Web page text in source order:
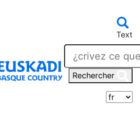
Text
Rechercher